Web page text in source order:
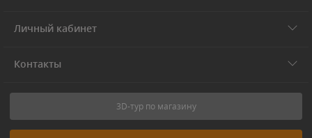
Личный кабинет
Контакты
3D-тур по магазину